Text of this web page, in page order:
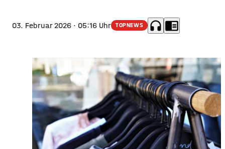
03. Februar 2026 · 05:16 Uhr TOPNEWS headphones chrome_reader_mode